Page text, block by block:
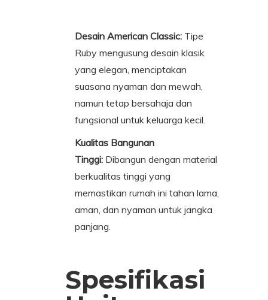
Desain American Classic: Tipe
Ruby mengusung desain klasik
yang elegan, menciptakan
suasana nyaman dan mewah,
namun tetap bersahaja dan
fungsional untuk keluarga kecil.
Kualitas Bangunan
Tinggi: Dibangun dengan material
berkualitas tinggi yang
memastikan rumah ini tahan lama,
aman, dan nyaman untuk jangka
panjang.
Spesifikasi